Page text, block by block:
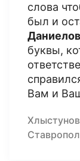
слова
был и
буквы,
Вам и